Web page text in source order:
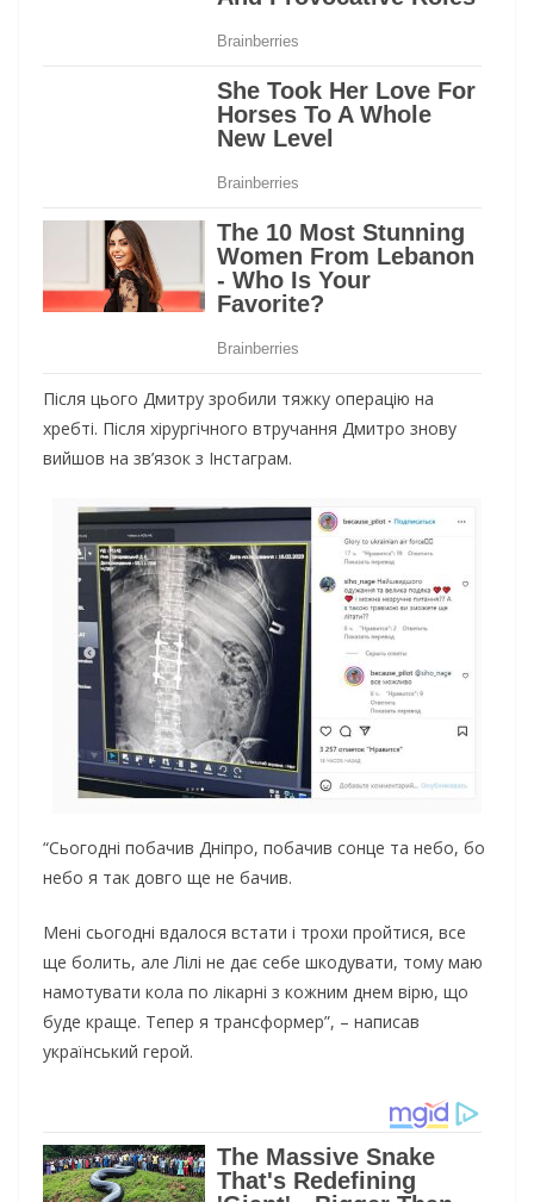
Після цього Дмитру зробили тяжку операцію на
хребті. Після хірургічного втручання Дмитро знову
вийшов на зв’язок з Інстаграм.
“Сьогодні побачив Дніпро, побачив сонце та небо, бо
небо я так довго ще не бачив.
Мені сьогодні вдалося встати і трохи пройтися, все
ще болить, але Лілі не дає себе шкодувати, тому маю
намотувати кола по лікарні з кожним днем ​​вірю, що
буде краще. Тепер я трансформер”, – написав
український герой.